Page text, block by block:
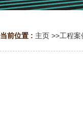
当前位置 : 主页 >>工程案